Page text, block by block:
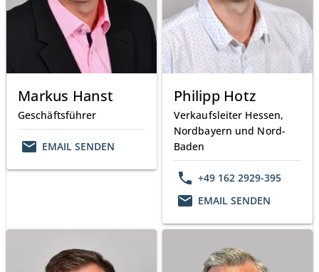
Markus Hanst
Geschäftsführer
email EMAIL SENDEN
Philipp Hotz
Verkaufsleiter Hessen,
Nordbayern und Nord-
Baden
phone +49 162 2929-395
email EMAIL SENDEN